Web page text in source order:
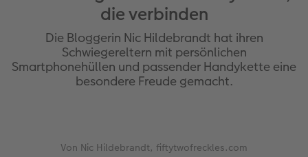
Jahrbuch gestalten
CEWE FOTOBUCH Kids
Panoramaseite
Designvorlagen
Bilderboxen
Premium Poster
Fotosticker
Sofortfotos
Photo Streetmap Poster
Acrylglas
Alu-Dibond
Hartschaum
Dankeskarten Kommunion
Dankeskarten
Urlaubsgrüße
Papierqualitäten
Textilien
Schule & Büro
Foto-Geschenkbox
Handyhüllen
Wandkalender mit Design
NEU: Wandkalender Fineline
Kalender-Kundenbeispiele
Extras
Max Case
Smartflip
PopGrip
CEWE myPhotos
nachhaltiger Schenken
Danke sagen
Liebe schenken
Inspiration
die verbinden
Die Bloggerin Nic Hildebrandt hat ihren
Schwiegereltern mit persönlichen
Smartphonehüllen und passender Handykette eine
besondere Freude gemacht.
Von Nic Hildebrandt, fiftytwofreckles.com